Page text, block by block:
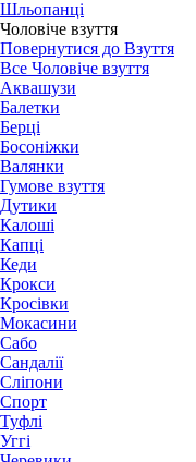
Шльопанці
Чоловіче взуття
Повернутися до Взуття
Все Чоловіче взуття
Аквашузи
Балетки
Берці
Босоніжки
Валянки
Гумове взуття
Дутики
Калоші
Капці
Кеди
Крокси
Кросівки
Мокасини
Сабо
Сандалії
Сліпони
Спорт
Туфлі
Уггі